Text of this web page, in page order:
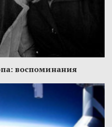
воспоминания